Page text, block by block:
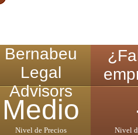
Bernabeu
Legal
Advisors
Medio
Nivel de Precios Nivel